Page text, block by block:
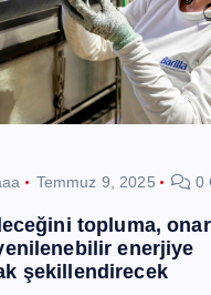
Temmuz 9, 2025 0
topluma,
enerjiye
şekillendirecek